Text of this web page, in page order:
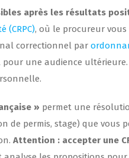
après les résultats
(CRPC), où le procureur vous
correctionnel par
une audience
» permet une
de permis, stage) que vous
Attention : accepter une